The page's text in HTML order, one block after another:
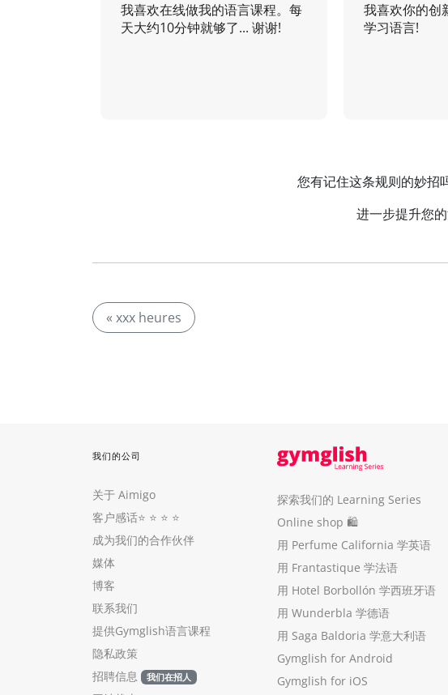
我喜欢在线做我的语言课程。每
天大约10分钟就够了... 谢谢!
我喜欢你的创
学习语言!
您有记住这条规则的妙招
进一步提升您
« xxx heures
我们的公司
关于 Aimigo
客户感话⭐️ ⭐️ ⭐️ ⭐️
成为我们的合作伙伴
媒体
博客
联系我们
提供Gymglish语言课程
隐私政策
招聘信息
我们在招人
探索我们的 Learning Series
Online shop 🛍
用 Perfume California 学英语
用 Frantastique 学法语
用 Hotel Borbollón 学西班牙语
用 Wunderbla 学德语
用 Saga Baldoria 学意大利语
Gymglish for Android
Gymglish for iOS